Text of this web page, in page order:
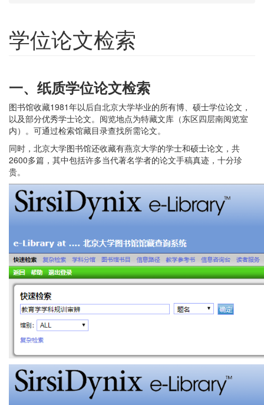
学位论文检索
一、纸质学位论文检索
图书馆收藏1981年以后自北京大学毕业的所有博、硕士学位论文，
以及部分优秀学士论文。阅览地点为特藏文库（东区四层南阅览室
内）。可通过检索馆藏目录查找所需论文。
同时，北京大学图书馆还收藏有燕京大学的学士和硕士论文，共
2600多篇，其中包括许多当代著名学者的论文手稿真迹，十分珍
贵。